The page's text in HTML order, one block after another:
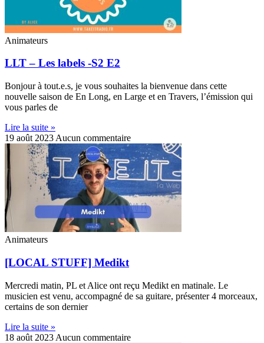
Animateurs
LLT – Les labels -S2 E2
Bonjour à tout.e.s, je vous souhaites la bienvenue dans cette
nouvelle saison de En Long, en Large et en Travers, l’émission qui
vous parles de
Lire la suite »
19 août 2023 Aucun commentaire
Animateurs
[LOCAL STUFF] Medikt
Mercredi matin, PL et Alice ont reçu Medikt en matinale. Le
musicien est venu, accompagné de sa guitare, présenter 4 morceaux,
certains de son dernier
Lire la suite »
18 août 2023 Aucun commentaire